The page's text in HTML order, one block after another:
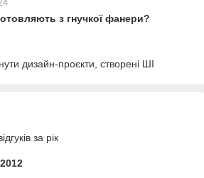
з гнучкої фанери?
дизайн-проєкти, створені ШІ
за рік